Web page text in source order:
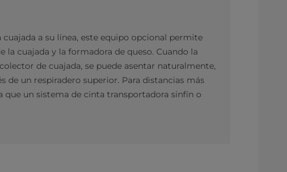
a su línea, este equipo opcional permite
cuajada y la formadora de queso. Cuando la
de cuajada, se puede asentar naturalmente,
de un respiradero superior. Para distancias más
que un sistema de cinta transportadora sinfín o